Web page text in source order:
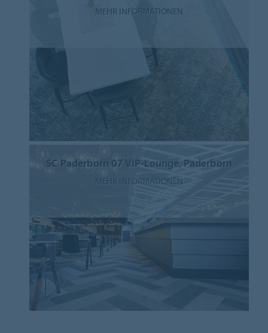
MEHR INFORMATIONEN
SC Paderborn 07 VIP-Lounge, Paderborn
MEHR INFORMATIONEN